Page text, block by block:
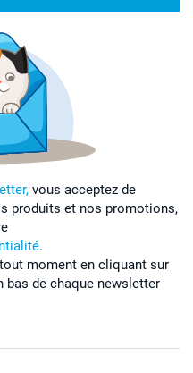
vous acceptez de
produits et nos promotions,
.
moment en cliquant sur
bas de chaque newsletter